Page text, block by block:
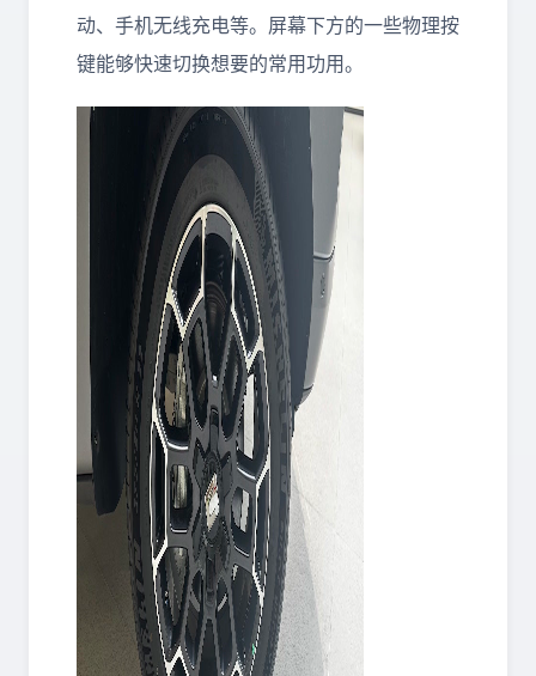
动、手机无线充电等。屏幕下方的一些物理按
键能够快速切换想要的常用功用。